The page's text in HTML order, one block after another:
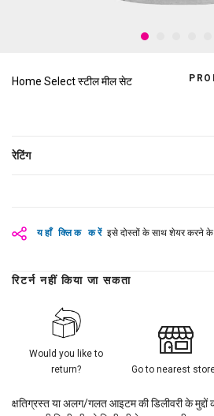
Home Select स्टील मील सेट
रेटिंग
यहाँ क्लिक करें इसे दोस्तों के साथ शेयर करने के
रिटर्न नहीं किया जा सकता
Would you like to
return?
Go to nearest
क्षतिग्रस्त या अलग/गलत आइटम की डिलीवरी के